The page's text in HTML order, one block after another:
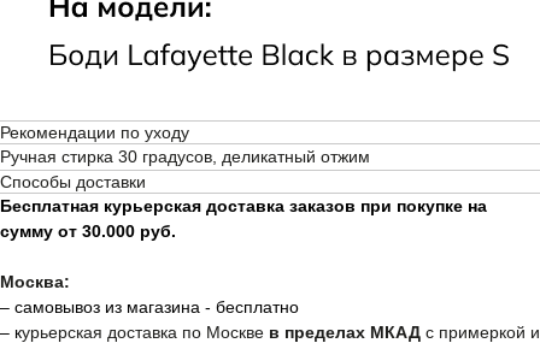
Рекомендации по уходу
Ручная стирка 30 градусов, деликатный отжим
Способы доставки
Бесплатная курьерская доставка заказов при покупке на
сумму от 30.000 руб.
Москва:
– самовывоз из магазина - бесплатно
– курьерская доставка по Москве в пределах МКАД с примеркой и